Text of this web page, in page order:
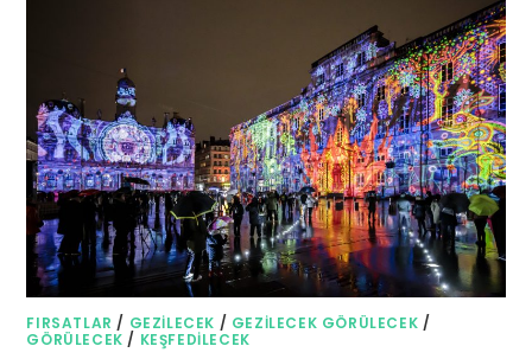
FIRSATLAR / GEZILECEK / GEZILECEK GÖRÜLECEK /
GÖRÜLECEK / KEŞFEDILECEK